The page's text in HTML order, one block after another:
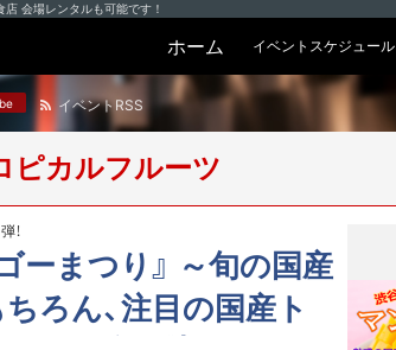
会場レンタルも可能です！
ホーム イベントスケジュール
イベントRSS
ピカルフルーツ
！
ーまつり』 ～旬の国産
ろん、注目の国産ト